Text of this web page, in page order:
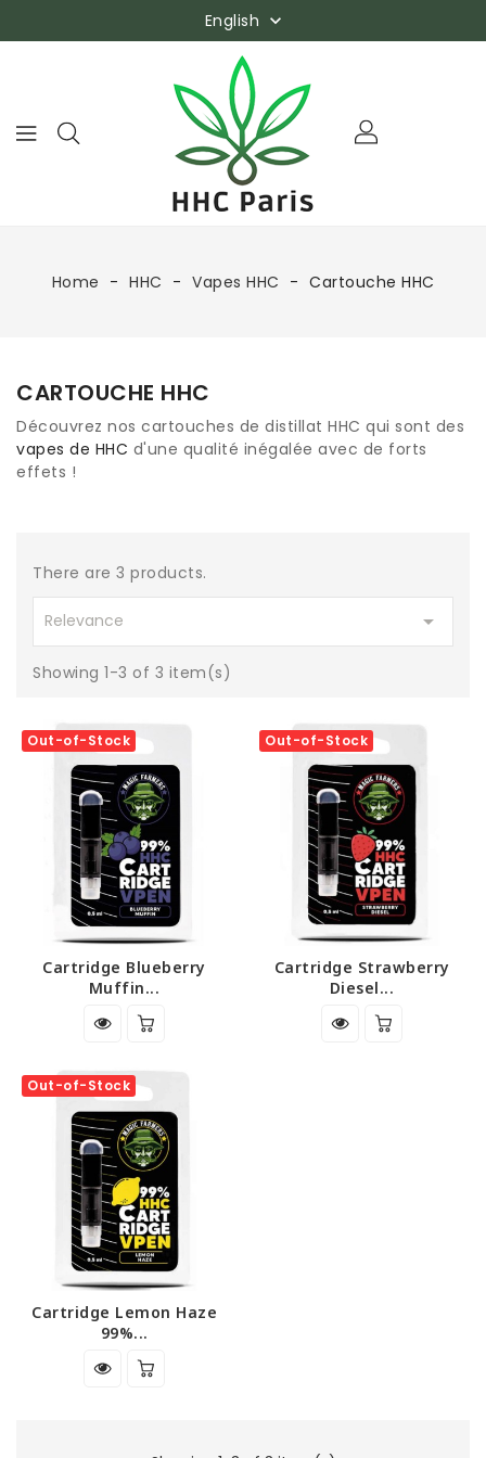
English 
Home HHC Vapes HHC Cartouche HHC
CARTOUCHE HHC
Découvrez nos cartouches de distillat HHC qui sont des
vapes de HHC d'une qualité inégalée avec de forts
effets !
There are 3 products.
Relevance 
Showing 1-3 of 3 item(s)
Out-of-Stock
Cartridge Blueberry
Muffin...
Out-of-Stock
Cartridge Strawberry
Diesel...
Out-of-Stock
Cartridge Lemon Haze
99%...